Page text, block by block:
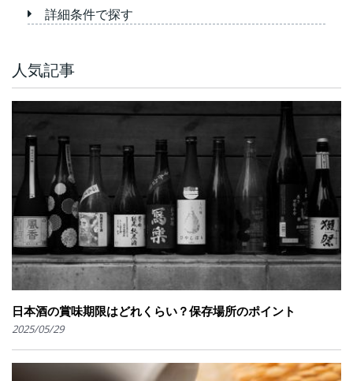
詳細条件で探す
人気記事
日本酒の賞味期限はどれくらい？保存場所のポイント
2025/05/29